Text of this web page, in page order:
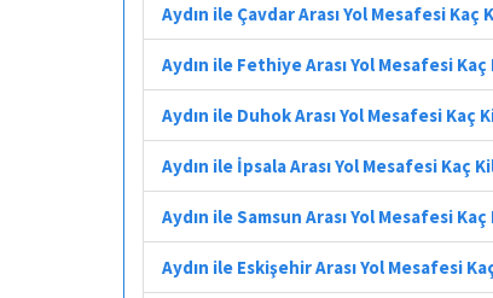
Aydın ile Çavdar Arası Yol Mesafesi Kaç
Aydın ile Fethiye Arası Yol Mesafesi
Aydın ile Duhok Arası Yol Mesafesi Kaç
Aydın ile İpsala Arası Yol Mesafesi Kaç
Aydın ile Samsun Arası Yol Mesafesi
Aydın ile Eskişehir Arası Yol Mesafesi